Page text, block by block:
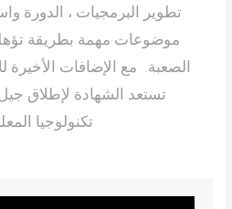
تطوير البرمجيات ، الدورة
الصعبة. مع الإضافات الأخيرة
تستعد الشهادة لإطلاق
تكنولوجيا